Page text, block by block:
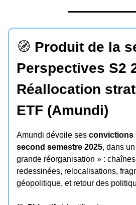
🧭 Produit de la
Perspectives S2
Réallocation
ETF (Amundi)
Amundi dévoile ses convictions
second semestre 2025, dans
grande réorganisation » :
redessinées, relocalisations,
géopolitique, et retour des